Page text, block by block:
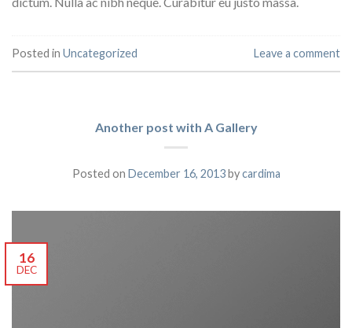
Posted in Uncategorized Leave a comment
Another post with A Gallery
Posted on December 16, 2013bycardima
16
DEC